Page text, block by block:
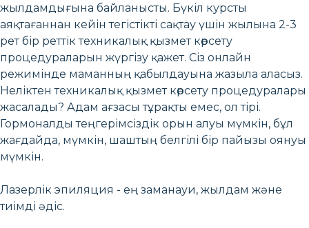
жылдамдығына байланысты. Бүкіл курсты
аяқтағаннан кейін тегістікті сақтау үшін жылына 2-3
рет бір реттік техникалық қызмет көрсету
процедураларын жүргізу қажет. Сіз онлайн
режимінде маманның қабылдауына жазыла аласыз.
Неліктен техникалық қызмет көрсету процедуралары
жасалады? Адам ағзасы тұрақты емес, ол тірі.
Гормоналды теңгерімсіздік орын алуы мүмкін, бұл
жағдайда, мүмкін, шаштың белгілі бір пайызы оянуы
мүмкін.
Лазерлік эпиляция - ең заманауи, жылдам және
тиімді әдіс.